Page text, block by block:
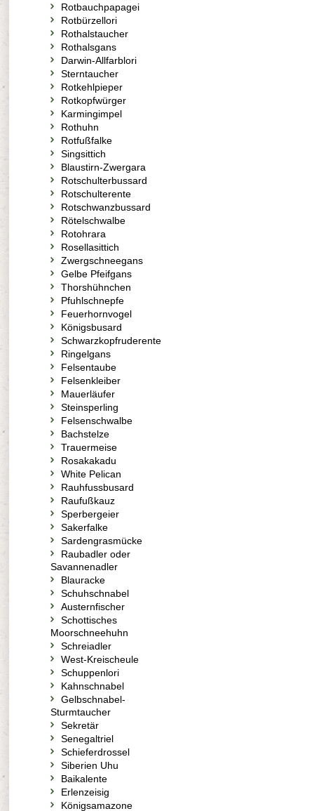
Rotbauchpapagei
Rotbürzellori
Rothalstaucher
Rothalsgans
Darwin-Allfarblori
Sterntaucher
Rotkehlpieper
Rotkopfwürger
Karmingimpel
Rothuhn
Rotfußfalke
Singsittich
Blaustirn-Zwergara
Rotschulterbussard
Rotschulterente
Rotschwanzbussard
Rötelschwalbe
Rotohrara
Rosellasittich
Zwergschneegans
Gelbe Pfeifgans
Thorshühnchen
Pfuhlschnepfe
Feuerhornvogel
Königsbusard
Schwarzkopfruderente
Ringelgans
Felsentaube
Felsenkleiber
Mauerläufer
Steinsperling
Felsenschwalbe
Bachstelze
Trauermeise
Rosakakadu
White Pelican
Rauhfussbusard
Raufußkauz
Sperbergeier
Sakerfalke
Sardengrasmücke
Raubadler oder
Savannenadler
Blauracke
Schuhschnabel
Austernfischer
Schottisches
Moorschneehuhn
Schreiadler
West-Kreischeule
Schuppenlori
Kahnschnabel
Gelbschnabel-
Sturmtaucher
Sekretär
Senegaltriel
Schieferdrossel
Siberien Uhu
Baikalente
Erlenzeisig
Königsamazone